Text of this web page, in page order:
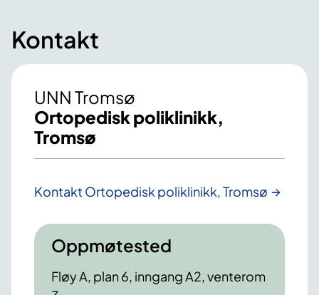
Kontakt
UNN Tromsø
Ortopedisk poliklinikk,
Tromsø
Kontakt Ortopedisk poliklinikk, Tromsø
Oppmøtested
Fløy A, plan 6, inngang A2, venterom